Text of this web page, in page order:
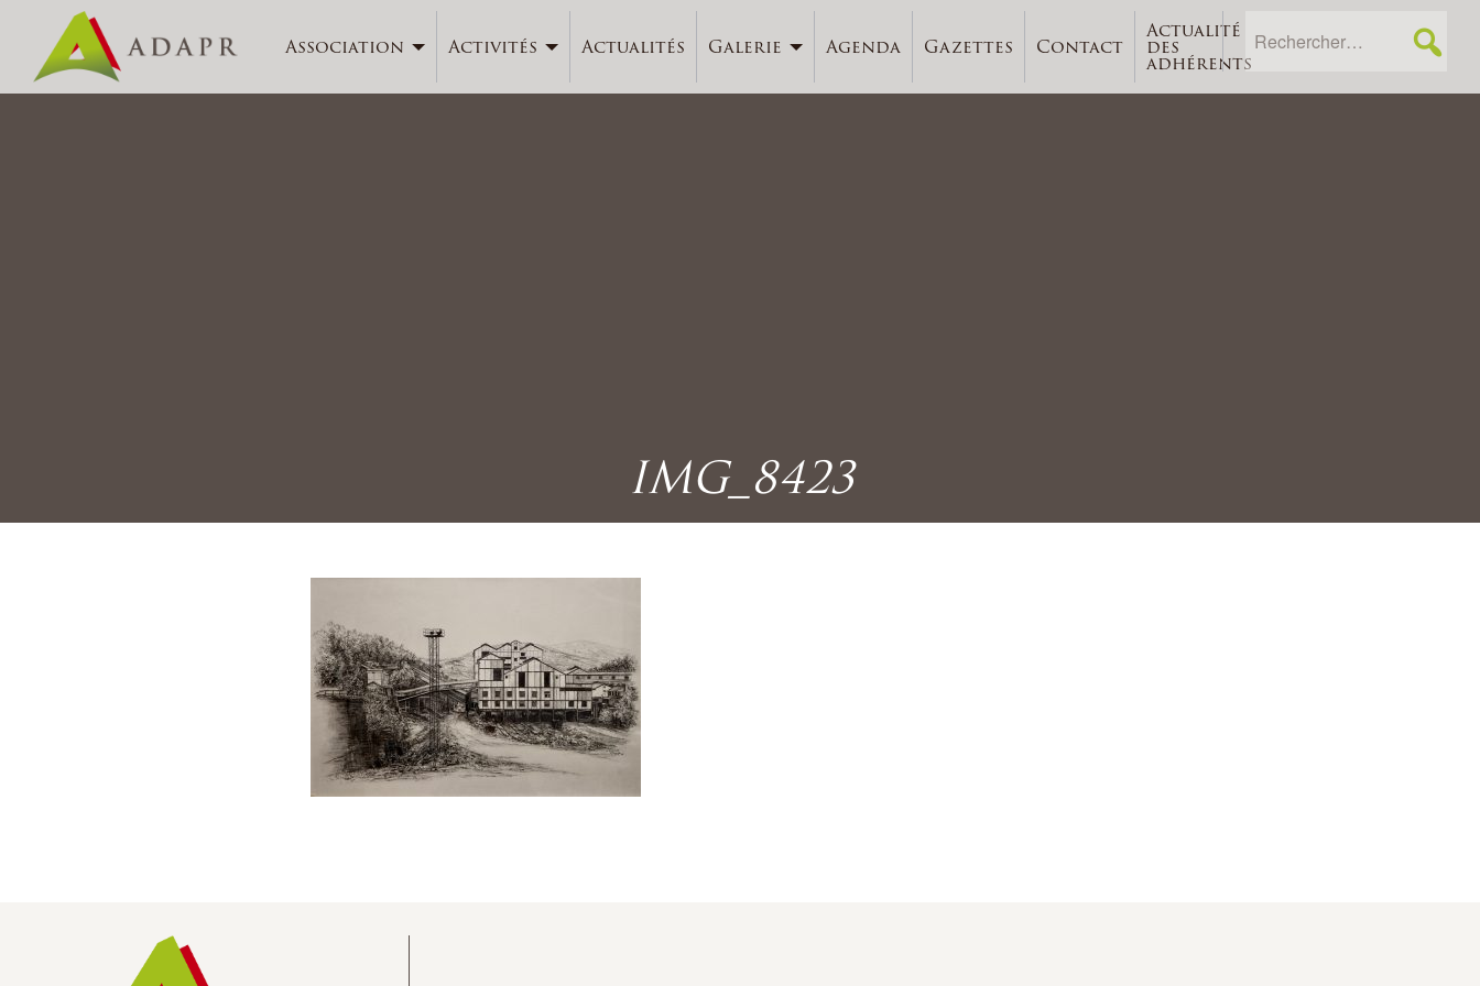
Association Activités Actualités Galerie Agenda Gazettes Contact
Actualité
des
adhérents
IMG_8423